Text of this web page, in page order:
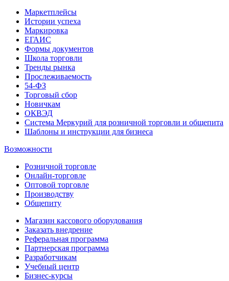
Маркетплейсы
Истории успеха
Маркировка
ЕГАИС
Формы документов
Школа торговли
Тренды рынка
Прослеживаемость
54-ФЗ
Торговый сбор
Новичкам
ОКВЭД
Система Меркурий для розничной торговли и общепита
Шаблоны и инструкции для бизнеса
Возможности
Розничной торговле
Онлайн-торговле
Оптовой торговле
Производству
Общепиту
Магазин кассового оборудования
Заказать внедрение
Реферальная программа
Партнерская программа
Разработчикам
Учебный центр
Бизнес‑курсы